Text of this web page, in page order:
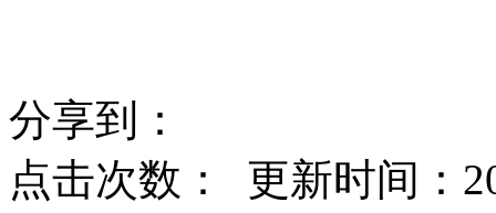
分享到：
点击次数：
更新时间：